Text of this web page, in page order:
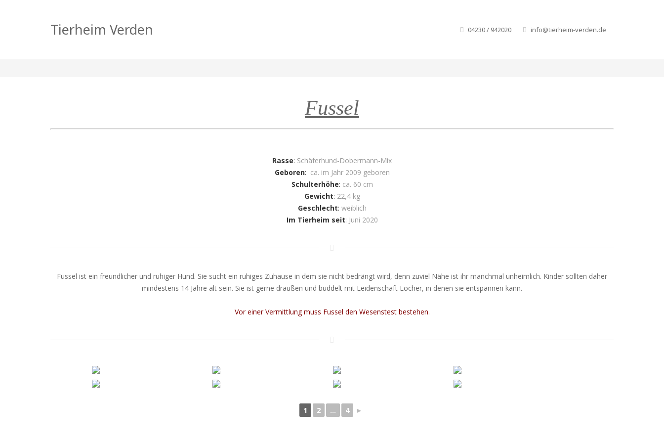
Tierheim Verden 04230 / 942020 info@tierheim-verden.de
Fussel
Fussel
Rasse: Schäferhund-Dobermann-Mix
Geboren: ca. im Jahr 2009 geboren
Schulterhöhe: ca. 60 cm
Gewicht: 22,4 kg
Geschlecht: weiblich
Im Tierheim seit: Juni 2020
Fussel ist ein freundlicher und ruhiger Hund. Sie sucht ein ruhiges Zuhause in dem sie nicht bedrängt wird, denn zuviel Nähe ist ihr manchmal unheimlich. Kinder sollten daher
mindestens 14 Jahre alt sein. Sie ist gerne draußen und buddelt mit Leidenschaft Löcher, in denen sie entspannen kann.
Vor einer Vermittlung muss Fussel den Wesenstest bestehen.
1 2 ... 4 ►